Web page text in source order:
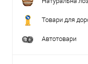
Товари для
Автотовари